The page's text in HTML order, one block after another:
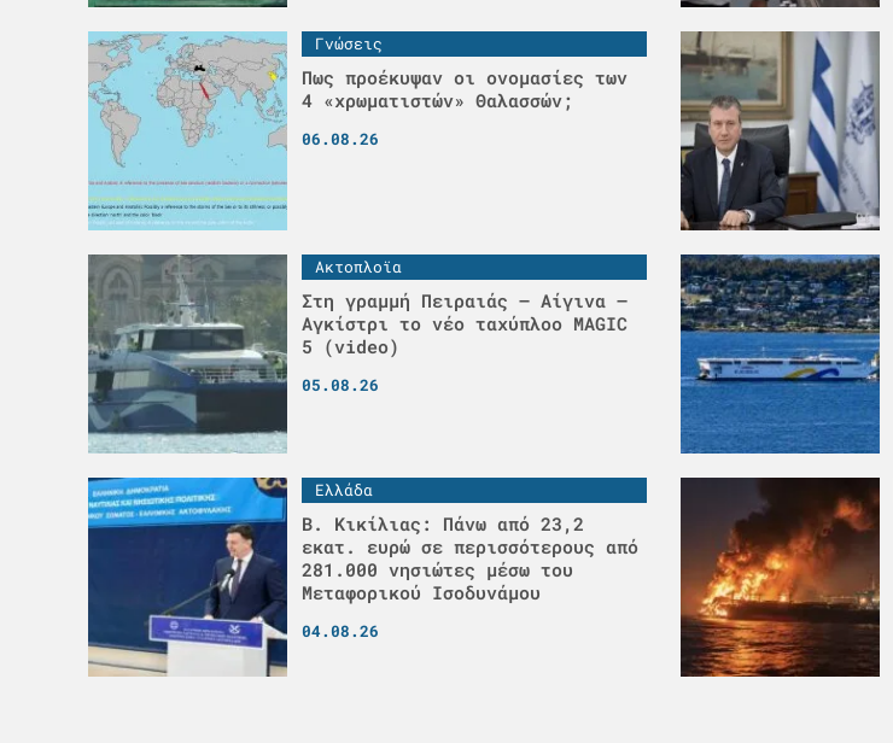
Γνώσεις
Πως προέκυψαν οι ονομασίες των
4 «χρωματιστών» Θαλασσών;
06.08.26
Ακτοπλοϊα
Στη γραμμή Πειραιάς – Αίγινα –
Αγκίστρι το νέο ταχύπλοο MAGIC
5 (video)
05.08.26
Ελλάδα
Β. Κικίλιας: Πάνω από 23,2
εκατ. ευρώ σε περισσότερους από
281.000 νησιώτες μέσω του
Μεταφορικού Ισοδυνάμου
04.08.26